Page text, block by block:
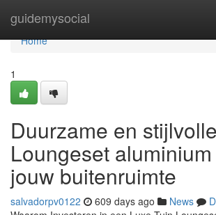
guidemysocial
Home
Home
1
Duurzame en stijlvolle
Loungeset
jouw buitenruimte
salvadorpv0122 609 days ago News